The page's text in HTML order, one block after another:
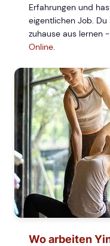
Erfahrungen und
eigentlichen Job.
zuhause aus lernen
Online.
Wo arbeiten